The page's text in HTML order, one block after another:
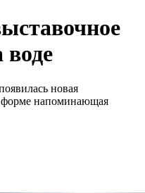
воде
новая
форме напоминающая